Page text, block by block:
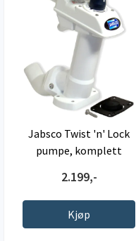
Jabsco Twist 'n' Lock
pumpe, komplett
2.199,-
Kjøp